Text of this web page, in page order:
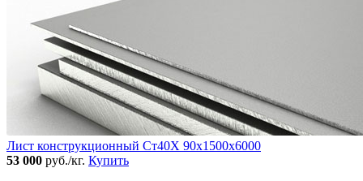
Лист конструкционный Ст40Х 90х1500х6000
53 000 руб./кг. Купить